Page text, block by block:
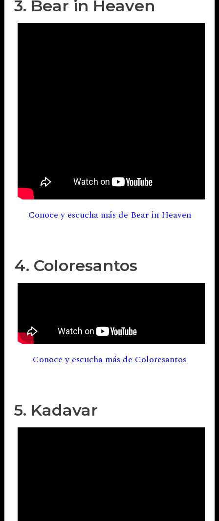
3. Bear in Heaven
Conoce y escucha más de Bear in Heaven
4. Coloresantos
Conoce y escucha más de Coloresantos
5. Kadavar